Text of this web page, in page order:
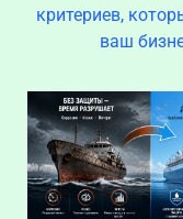
критериев,
ваш